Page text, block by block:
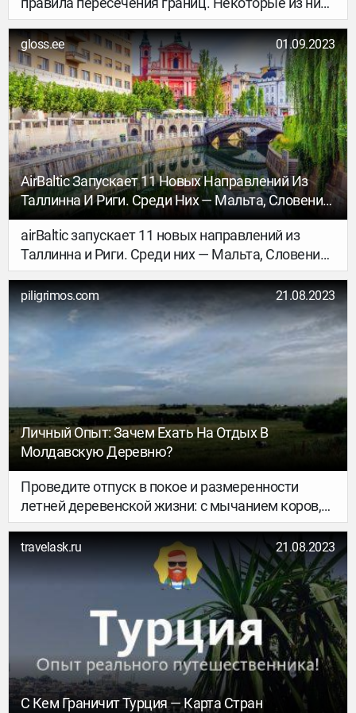
уже вернулись к доковидным нормам въезда, а
где-то препятствия ещё сохраняются…
gloss.ee 01.09.2023
AirBaltic Запускает 11 Новых Направлений Из
Таллинна И Риги. Среди Них — Мальта, Словения,
Косово И Другие Страны
airBaltic запускает 11 новых направлений из
Таллинна и Риги. Среди них — Мальта, Словения,
Косово и другие страны
piligrimos.com 21.08.2023
Личный Опыт: Зачем Ехать На Отдых В
Молдавскую Деревню?
Проведите отпуск в покое и размеренности
летней деревенской жизни: с мычанием коров,
свежим теплым молоком и южными фруктами…
Со всеми звуками и запахами — сена, пшеницы,
солнца — которые в изобилии наполняют
молдавское село. Молдова не самое популярное
направление для летнего отдыха, но поверьте:
туристический потенциал страны еще не
travelask.ru 21.08.2023
С Кем Граничит Турция — Карта Стран